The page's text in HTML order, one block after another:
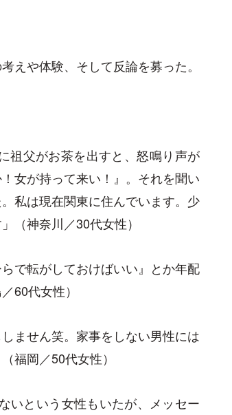
えや体験、そして反論を募った。
祖父がお茶を出すと、怒鳴り声が
女が持って来い！』。それを聞い
私は現在関東に住んでいます。少
（神奈川／30代女性）
で転がしておけばいい』とか年配
60代女性）
ません笑。家事をしない男性には
福岡／50代女性）
いという女性もいたが、メッセー